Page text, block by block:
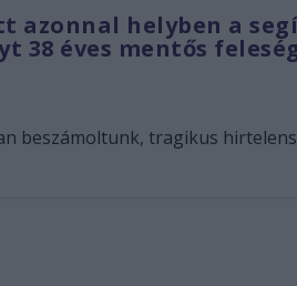
azonnal helyben a
38 éves mentős
beszámoltunk, tragikus